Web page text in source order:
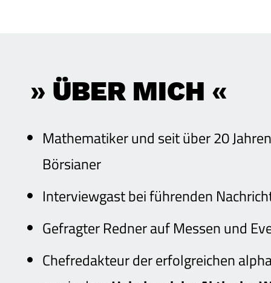
» ÜBER MICH «
Mathematiker und seit über 20
Börsianer
Interviewgast bei führenden
Gefragter Redner auf Messen und
Chefredakteur der erfolgreichen